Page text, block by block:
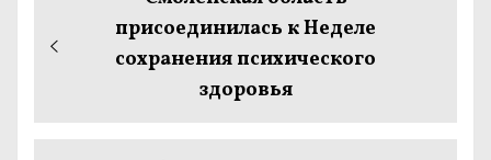
записям
запись:
присоединилась к Неделе
сохранения психического
здоровья